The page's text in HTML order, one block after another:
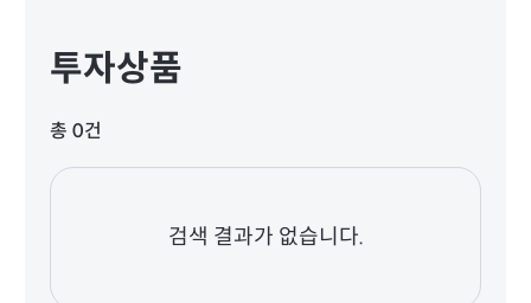
투자상품
총 0건
검색 결과가 없습니다.